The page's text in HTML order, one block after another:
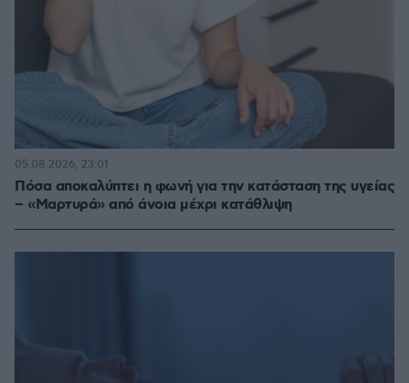
Πόσα αποκαλύπτει η φωνή για την κατάσταση της υγείας
– «Μαρτυρά» από άνοια μέχρι κατάθλιψη
05.08.2026, 23:01